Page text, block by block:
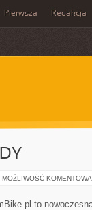
Pierwsza Redakcja
MOŻLIWOŚĆ
to